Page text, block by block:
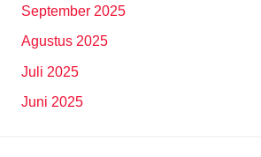
September 2025
Agustus 2025
Juli 2025
Juni 2025